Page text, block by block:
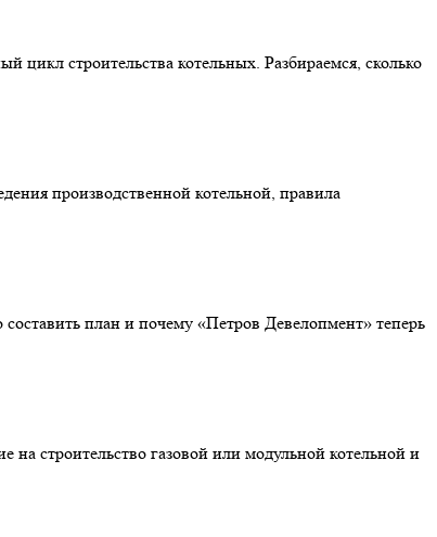
строительства котельных. Разбираемся, сколько
производственной котельной, правила
составить план и почему «Петров Девелопмент» теперь
на строительство газовой или модульной котельной и